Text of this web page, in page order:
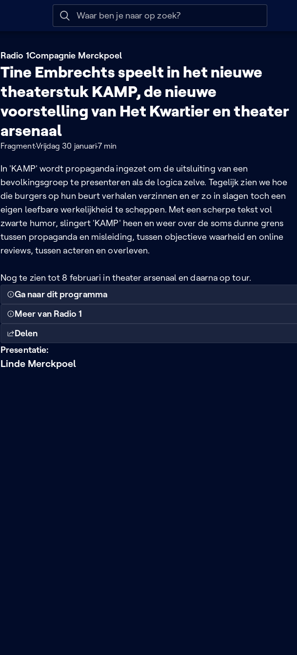
Naar help
Radio 1Compagnie Merckpoel
Tine Embrechts speelt in het nieuwe
theaterstuk KAMP, de nieuwe
voorstelling van Het Kwartier en theater
arsenaal
FragmentVrijdag 30 januari7 min
In 'KAMP' wordt propaganda ingezet om de uitsluiting van een
bevolkingsgroep te presenteren als de logica zelve. Tegelijk zien we hoe
die burgers op hun beurt verhalen verzinnen en er zo in slagen toch een
eigen leefbare werkelijkheid te scheppen. Met een scherpe tekst vol
zwarte humor, slingert 'KAMP' heen en weer over de soms dunne grens
tussen propaganda en misleiding, tussen objectieve waarheid en online
reviews, tussen acteren en overleven.
Nog te zien tot 8 februari in theater arsenaal en daarna op tour.
Ga naar dit programma
Meer van Radio 1
Delen
Presentatie:
Linde Merckpoel